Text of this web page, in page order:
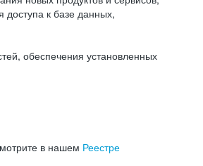
к базе данных,
обеспечения установленных
в нашем Реестре